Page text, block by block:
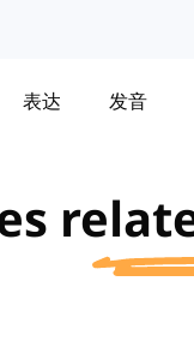
表达 发音